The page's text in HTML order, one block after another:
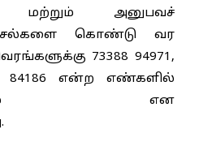
மற்றும் அனுபவச்
கொண்டு வர
73388 94971,
84186 என்ற எண்களில்
என